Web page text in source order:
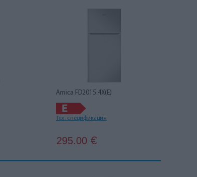
Amica FD2015.4X(E)
Тех. спецификация
295.00 €